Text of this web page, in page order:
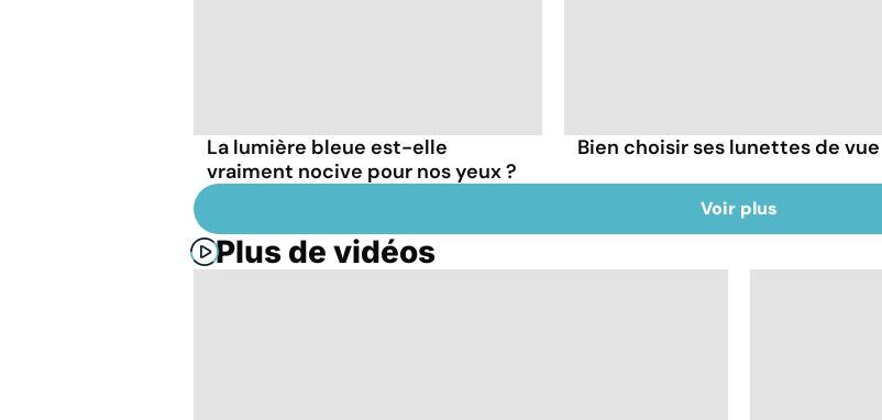
La lumière bleue est-elle
vraiment nocive pour nos yeux ?
Bien choisir ses lunettes de vue
Voir plus
Plus de vidéos